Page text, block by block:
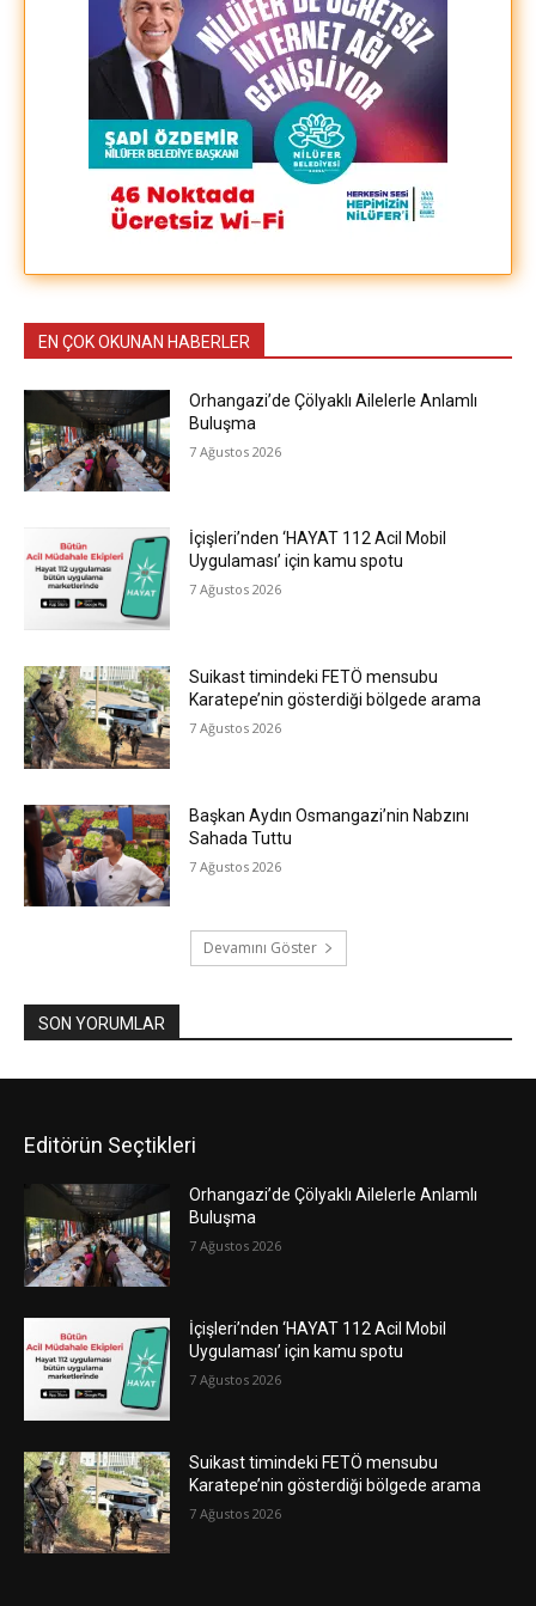
EN ÇOK OKUNAN HABERLER
Orhangazi’de Çölyaklı Ailelerle Anlamlı
Buluşma
7 Ağustos 2026
İçişleri’nden ‘HAYAT 112 Acil Mobil
Uygulaması’ için kamu spotu
7 Ağustos 2026
Suikast timindeki FETÖ mensubu
Karatepe’nin gösterdiği bölgede arama
7 Ağustos 2026
Başkan Aydın Osmangazi’nin Nabzını
Sahada Tuttu
7 Ağustos 2026
Devamını Göster
SON YORUMLAR
Editörün Seçtikleri
Orhangazi’de Çölyaklı Ailelerle Anlamlı
Buluşma
7 Ağustos 2026
İçişleri’nden ‘HAYAT 112 Acil Mobil
Uygulaması’ için kamu spotu
7 Ağustos 2026
Suikast timindeki FETÖ mensubu
Karatepe’nin gösterdiği bölgede arama
7 Ağustos 2026